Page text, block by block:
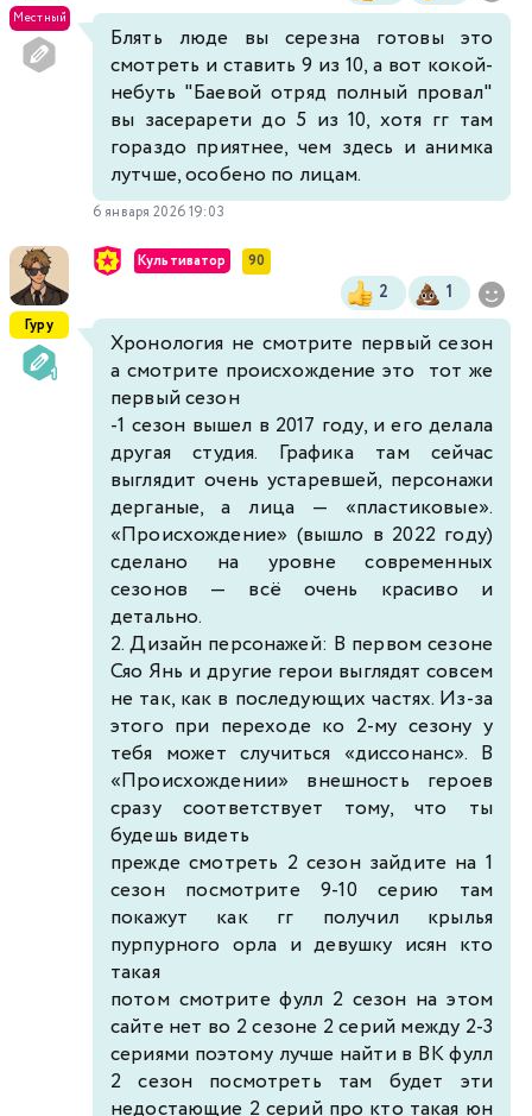
Местный
Блять люде вы серезна готовы это
смотреть и ставить 9 из 10, а вот кокой-
небуть "Баевой отряд полный провал"
вы засерарети до 5 из 10, хотя гг там
гораздо приятнее, чем здесь и анимка
лутчше, особено по лицам.
6 января 2026 19:03
Гуру
Культиватор 90
2 1
Хронология не смотрите первый сезон
а смотрите происхождение это тот же
первый сезон
-1 сезон вышел в 2017 году, и его делала
другая студия. Графика там сейчас
выглядит очень устаревшей, персонажи
дерганые, а лица — «пластиковые».
«Происхождение» (вышло в 2022 году)
сделано на уровне современных
сезонов — всё очень красиво и
детально.
2. Дизайн персонажей: В первом сезоне
Сяо Янь и другие герои выглядят совсем
не так, как в последующих частях. Из-за
этого при переходе ко 2-му сезону у
тебя может случиться «диссонанс». В
«Происхождении» внешность героев
сразу соответствует тому, что ты
будешь видеть
прежде смотреть 2 сезон зайдите на 1
сезон посмотрите 9-10 серию там
покажут как гг получил крылья
пурпурного орла и девушку исян кто
такая
потом смотрите фулл 2 сезон на этом
сайте нет во 2 сезоне 2 серий между 2-3
сериями поэтому лучше найти в ВК фулл
2 сезон посмотреть там будет эти
недостающие 2 серий про кто такая юн